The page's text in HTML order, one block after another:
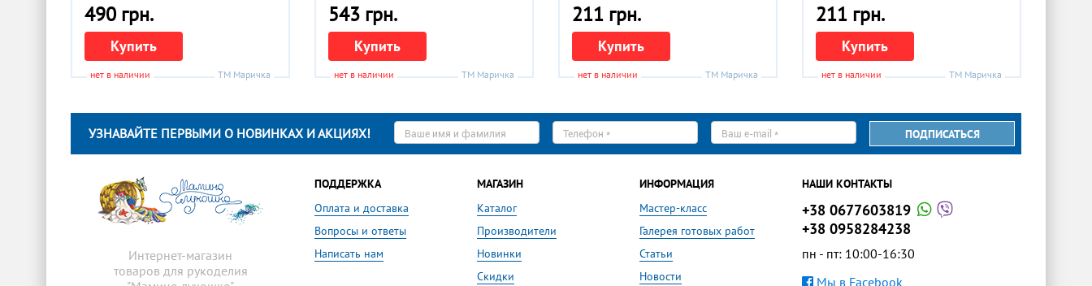
490 грн.
Купить
нет в наличии ТМ Маричка
543 грн.
Купить
нет в наличии ТМ Маричка
211 грн.
Купить
нет в наличии ТМ Маричка
211 грн.
Купить
нет в наличии ТМ Маричка
УЗНАВАЙТЕ ПЕРВЫМИ О НОВИНКАХ И АКЦИЯХ!
Ваше
имя
*
Телефон
*
E-
mail
*
ПОДПИСАТЬСЯ
Интернет-магазин
товаров для рукоделия
ПОДДЕРЖКА
Оплата и доставка
Вопросы и ответы
Написать нам
МАГАЗИН
Каталог
Производители
Новинки
Скидки
ИНФОРМАЦИЯ
Мастер-класс
Галерея готовых работ
Статьи
Новости
НАШИ КОНТАКТЫ
+38 0677603819
+38 0958284238
пн - пт: 10:00-16:30
Мы в Facebook